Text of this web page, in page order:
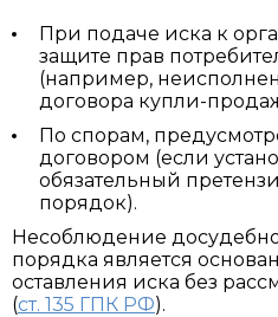
При подаче иска к
защите прав
(например,
договора купли-
По спорам,
договором (если
обязательный
порядок).
Несоблюдение
порядка является
оставления иска без
(ст. 135 ГПК РФ).